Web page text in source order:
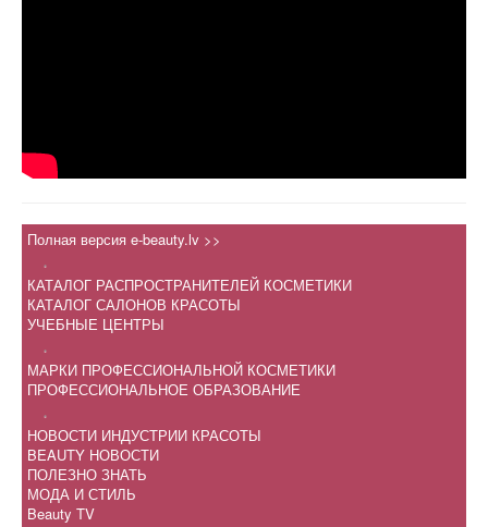
Полная версия e-beauty.lv >>
.
КАТАЛОГ РАСПРОСТРАНИТЕЛЕЙ КОСМЕТИКИ
КАТАЛОГ САЛОНОВ КРАСОТЫ
УЧЕБНЫЕ ЦЕНТРЫ
.
МАРКИ ПРОФЕССИОНАЛЬНОЙ КОСМЕТИКИ
ПРОФЕССИОНАЛЬНОЕ ОБРАЗОВАНИЕ
.
НОВОСТИ ИНДУСТРИИ КРАСОТЫ
BEAUTY НОВОСТИ
ПОЛЕЗНО ЗНАТЬ
МОДА И СТИЛЬ
Beauty TV